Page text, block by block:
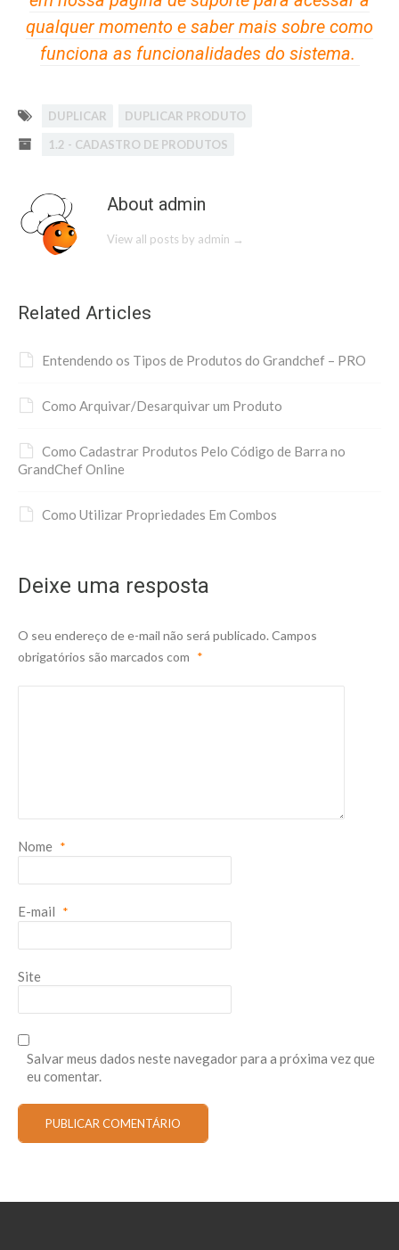
qualquer momento e saber mais sobre como
funciona as funcionalidades do sistema.
DUPLICAR
DUPLICAR PRODUTO
1.2 - CADASTRO DE PRODUTOS
About admin
View all posts by admin →
Related Articles
Entendendo os Tipos de Produtos do Grandchef – PRO
Como Arquivar/Desarquivar um Produto
Como Cadastrar Produtos Pelo Código de Barra no
GrandChef Online
Como Utilizar Propriedades Em Combos
Deixe uma resposta
O seu endereço de e-mail não será publicado. Campos
obrigatórios são marcados com *
Nome *
E-mail *
Site
Salvar meus dados neste navegador para a próxima vez que
eu comentar.